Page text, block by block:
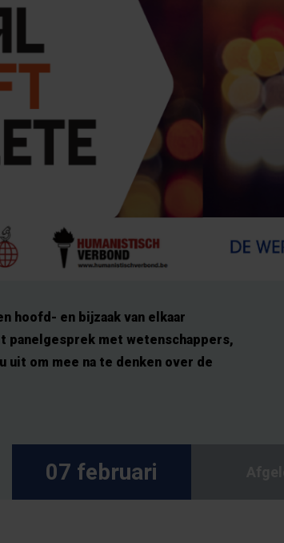
hoofd- en bijzaak van elkaar
panelgesprek met wetenschappers,
uit om mee na te denken over de
07 februari